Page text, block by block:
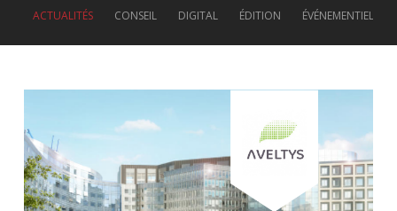
ACTUALITÉS CONSEIL DIGITAL ÉDITION ÉVÉNEMENTIEL